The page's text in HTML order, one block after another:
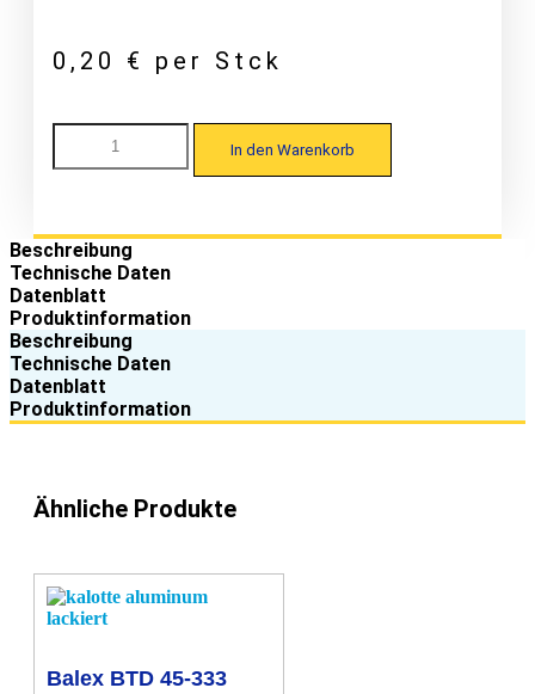
0,20 € per Stck
30/1100
Kalotte
Trapezprofile
7,3
x
45,
EPDM-
Alu,
blank,
100
Stk.
In den Warenkorb
Beschreibung
Technische Daten
Datenblatt
Produktinformation
Beschreibung
Technische Daten
Datenblatt
Produktinformation
Ähnliche Produkte
Balex BTD 45-333